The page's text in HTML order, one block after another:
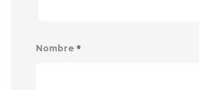
Nombre *